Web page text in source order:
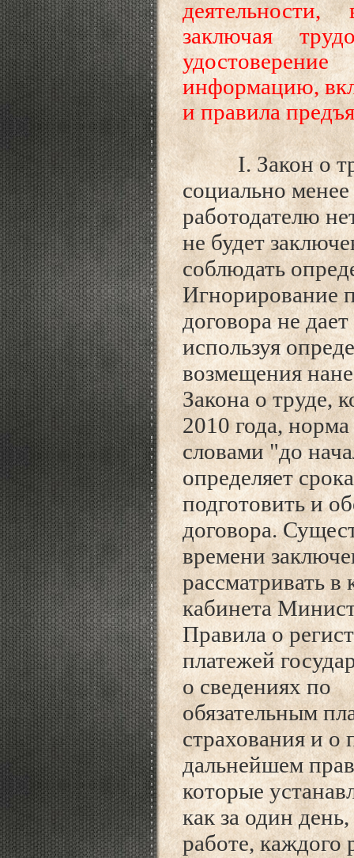
заключая
информацию,
и правила
I. Закон о
социально
работодателю
не будет
соблюдать
Игнорирование
договора не
используя
возмещения
Закона о труде,
2010 года,
словами "до
определяет
подготовить и
договора.
времени
рассматривать в
кабинета
Правила о
платежей
о сведениях по
обязательным
страхования и о
дальнейшем
которые
как за один
работе, каждого